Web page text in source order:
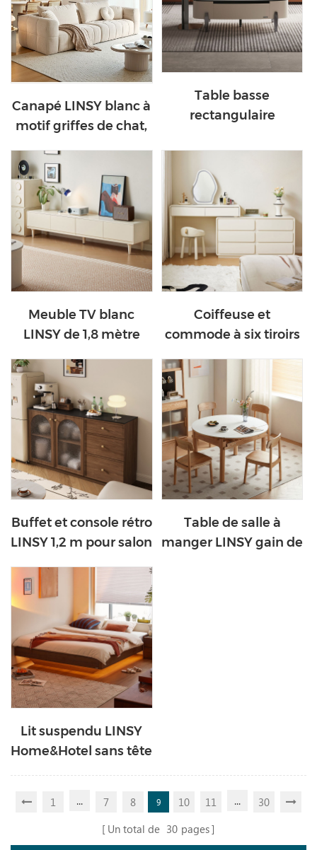
Canapé LINSY blanc à
motif griffes de chat,
entretien facile BS167-
Table basse
rectangulaire
polyvalente LINSY
RD3L-B
Meuble TV blanc
LINSY de 1,8 mètre
LH094M5-A
Coiffeuse et
commode à six tiroirs
Buffet et console rétro
LINSY 1,2 m pour salon
Table de salle à
manger LINSY gain de
Lit suspendu LINSY
Home&Hotel sans tête
1 ... 7 8 9 10 11 ...
30
Un total de 30 pages